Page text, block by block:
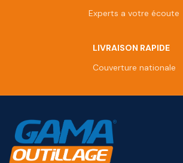
Experts a votre écoute
LIVRAISON RAPIDE
Couverture nationale